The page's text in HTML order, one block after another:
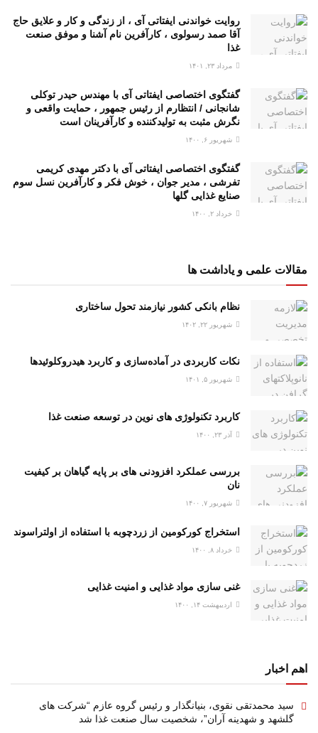
روایت خواندنی ایفتاتی آی ، از زندگی و کار و علایق حاج
آقا صمد رسولوی ، کارآفرین نام آشنا و موفق صنعت
غذا
مرداد ۲۳, ۱۴۰۱
گفتگوی اختصاصی ایفتاتی آی با مهندس حیدر توکلی
شانجانی / انتظارم از رئیس جمهور ، حمایت واقعی و
نگرش مثبت به تولیدکننده و کارآفرینان است
شهریور ۶, ۱۴۰۰
گفتگوی اختصاصی ایفتاتی آی با دکتر مهدی کریمی
تفرشی ، مدیر جوان ، خوش فکر و کارآفرین نسل سوم
صنایع غذایی گلها
خرداد ۲, ۱۴۰۰
مقالات علمی و یاداشت ها
نظام بانکی کشور نیازمند تحول ساختاری
شهریور ۲۲, ۱۴۰۲
نکات کاربردی در آماده‌سازی و کاربرد هیدروکلوئیدها
شهریور ۵, ۱۴۰۱
کاربرد تکنولوژی های نوین در توسعه صنعت غذا
آذر ۲۳, ۱۴۰۰
بررسی عملکرد افزودنی های بر پایه گیاهان بر کیفیت
نان
شهریور ۷, ۱۴۰۰
استخراج کورکومین از زردچوبه با استفاده از اولتراسوند
خرداد ۸, ۱۴۰۰
غنی سازی مواد غذایی و امنیت غذایی
اردیبهشت ۱۴, ۱۴۰۰
اهم اخبار
سید محمدتقی نقوی، بنیانگذار و رئیس گروه عازم “شرکت های
گلشهد و شهدینه آران”، شخصیت سال صنعت غذا شد